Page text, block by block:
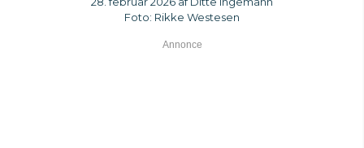
Foto: Rikke Westesen